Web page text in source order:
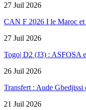
27 Juil 2026
CAN F 2026 I le Maroc et
27 Juil 2026
Togo| D2 (J3) : ASFOSA
26 Juil 2026
Transfert : Aude
21 Juil 2026